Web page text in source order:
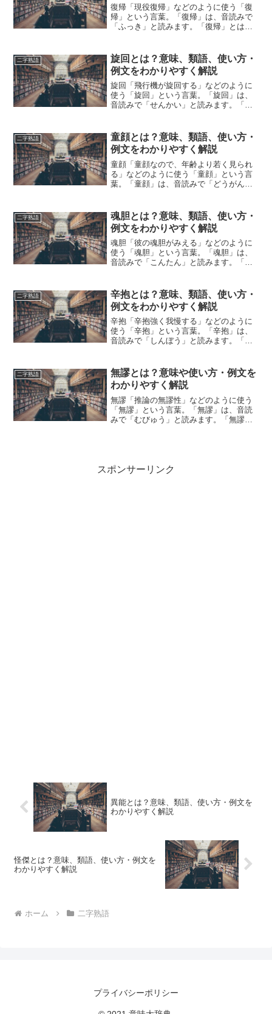
復帰「現役復帰」などのように使う「復
帰」という言葉。「復帰」は、音読みで
「ふっき」と読みます。「復帰」とは、
について、小説などの用例を紹介して、
わかりやすく解説していき...
二字熟語
旋回とは？意味、類語、使い方・
例文をわかりやすく解説
旋回「飛行機が旋回する」などのように
使う「旋回」という言葉。「旋回」は、
音読みで「せんかい」と読みます。「旋
い方や類語について、小説などの用例を
紹介しながら、わかりやす...
二字熟語
童顔とは？意味、類語、使い方・
例文をわかりやすく解説
童顔「童顔なので、年齢より若く見られ
る」などのように使う「童顔」という言
葉。「童顔」は、音読みで「どうがん」
「童顔」の意味や使い方や類語につい
て、小説などの用例を紹介して...
二字熟語
魂胆とは？意味、類語、使い方・
例文をわかりやすく解説
魂胆「彼の魂胆がみえる」などのように
使う「魂胆」という言葉。「魂胆」は、
音読みで「こんたん」と読みます。「魂
い方や類語について、小説などの用例を
紹介して、わかりやすく解...
二字熟語
辛抱とは？意味、類語、使い方・
例文をわかりやすく解説
辛抱「辛抱強く我慢する」などのように
使う「辛抱」という言葉。「辛抱」は、
音読みで「しんぼう」と読みます。「辛
い方や類語について、小説などの用例を
紹介しながら、わかりやす...
二字熟語
無謬とは？意味や使い方・例文を
わかりやすく解説
無謬「推論の無謬性」などのように使う
「無謬」という言葉。「無謬」は、音読
みで「むびゅう」と読みます。「無謬」
スポンサーリンク
異能とは？意味、類語、使い方・例文を
わかりやすく解説
怪傑とは？意味、類語、使い方・例文を
わかりやすく解説
ホーム 二字熟語
プライバシーポリシー